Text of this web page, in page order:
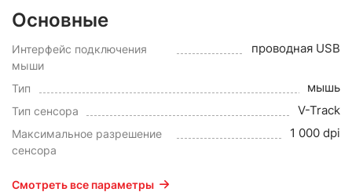
Основные
Интерфейс подключения
мыши
проводная USB
Тип мышь
Тип сенсора V-Track
Максимальное разрешение
сенсора
1 000 dpi
Смотреть все параметры